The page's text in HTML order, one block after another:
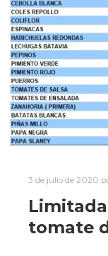
3 de julio de 2020
tomate